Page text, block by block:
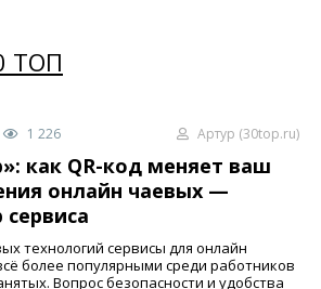
ТОП
1 226 Артур (30top.ru)
как QR-код меняет ваш
онлайн чаевых —
технологий сервисы для онлайн
более популярными среди работников
Вопрос безопасности и удобства